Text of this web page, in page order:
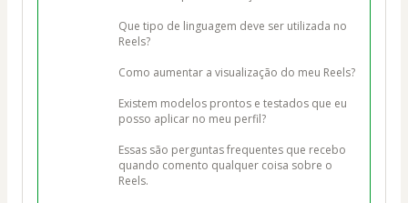
Que tipo de linguagem deve ser utilizada no
Reels?
Como aumentar a visualização do meu Reels?
Existem modelos prontos e testados que eu
posso aplicar no meu perfil?
Essas são perguntas frequentes que recebo
quando comento qualquer coisa sobre o
Reels.